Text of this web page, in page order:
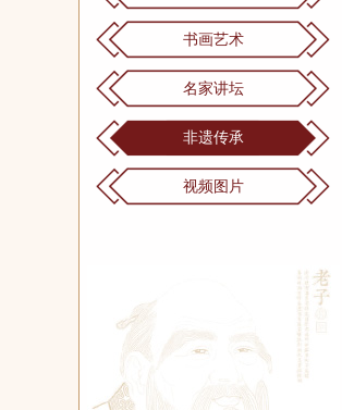
书画艺术
名家讲坛
非遗传承
视频图片